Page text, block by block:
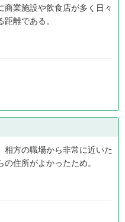
業施設や飲食店が多く日々
離である。
方の職場から非常に近いた
住所がよかったため。